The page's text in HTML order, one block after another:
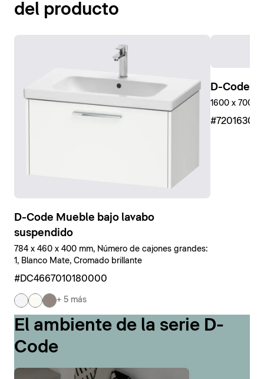
del producto
D-Code Mueble bajo lavabo
suspendido
784 x 460 x 400 mm, Número de cajones grandes:
1, Blanco Mate, Cromado brillante
#DC4667010180000
+ 5 más
D-Code
1600 x 700
El ambiente de la serie D-
Code